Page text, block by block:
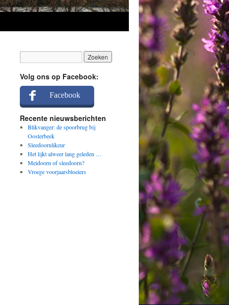
Volg ons op Facebook:
Facebook
Recente nieuwsberichten
Blikvanger: de spoorbrug bij
Oosterbeek
Sleedoornlikeur
Het lijkt alweer lang geleden …
Meidoorn of sleedoorn?
Vroege voorjaarsbloeiers